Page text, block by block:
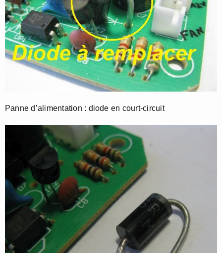
Panne d’alimentation : diode en court-circuit